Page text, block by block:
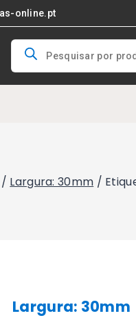
online.pt
Products
search
/ Largura: 30mm /
Largura: 30mm